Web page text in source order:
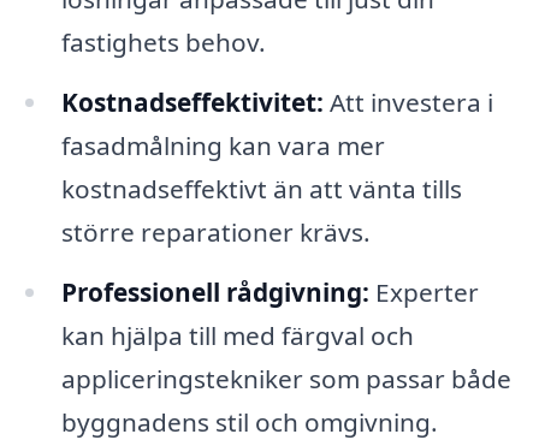
fastighets behov.
Kostnadseffektivitet: Att investera i
fasadmålning kan vara mer
kostnadseffektivt än att vänta tills
större reparationer krävs.
Professionell rådgivning: Experter
kan hjälpa till med färgval och
appliceringstekniker som passar både
byggnadens stil och omgivning.